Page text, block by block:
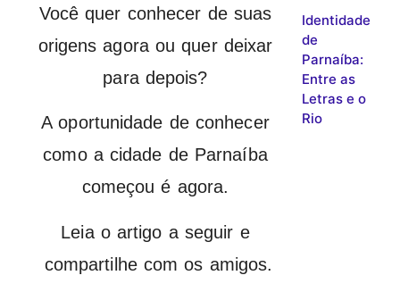
Você quer conhecer de suas
origens agora ou quer deixar
para depois?
A oportunidade de conhecer
como a cidade de Parnaíba
começou é agora.
Leia o artigo a seguir e
compartilhe com os amigos.
Identidade
de
Parnaíba:
Entre as
Letras e o
Rio